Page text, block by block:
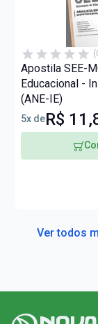
Apostila SEE-
Educacional -
(ANE-IE)
5x deR$
Ver todos